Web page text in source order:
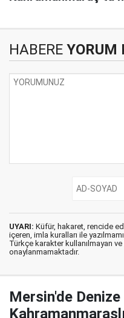
HABERE YORUM
UYARI: Küfür, hakaret, rencide
içeren, imla kuralları ile
Türkçe karakter kullanılmayan
onaylanmamaktadır.
Mersin'de Denize